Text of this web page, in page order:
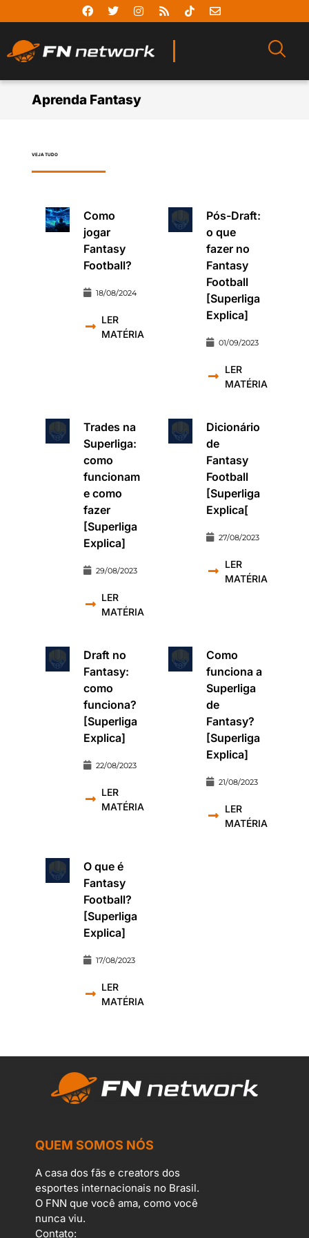
Aprenda Fantasy
VEJA TUDO
Como
jogar
Fantasy
Football?
18/08/2024
LER
MATÉRIA
Pós-Draft:
o que
fazer no
Fantasy
Football
[Superliga
Explica]
01/09/2023
LER
MATÉRIA
Trades na
Superliga:
como
funcionam
e como
fazer
[Superliga
Explica]
29/08/2023
LER
MATÉRIA
Dicionário
de
Fantasy
Football
[Superliga
Explica[
27/08/2023
LER
MATÉRIA
Draft no
Fantasy:
como
funciona?
[Superliga
Explica]
22/08/2023
LER
MATÉRIA
Como
funciona a
Superliga
de
Fantasy?
[Superliga
Explica]
21/08/2023
LER
MATÉRIA
O que é
Fantasy
Football?
[Superliga
Explica]
17/08/2023
LER
MATÉRIA
QUEM SOMOS NÓS
A casa dos fãs e creators dos
esportes internacionais no Brasil.
O FNN que você ama, como você
nunca viu.
Contato: